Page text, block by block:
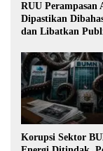
RUU Perampasan
Dipastikan
dan Libatkan
Korupsi Sektor